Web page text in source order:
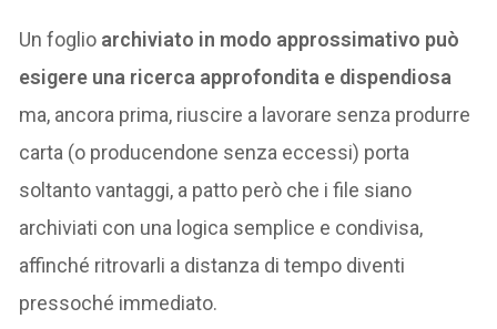
Un foglio archiviato in modo approssimativo può
esigere una ricerca approfondita e dispendiosa
ma, ancora prima, riuscire a lavorare senza produrre
carta (o producendone senza eccessi) porta
soltanto vantaggi, a patto però che i file siano
archiviati con una logica semplice e condivisa,
affinché ritrovarli a distanza di tempo diventi
pressoché immediato.